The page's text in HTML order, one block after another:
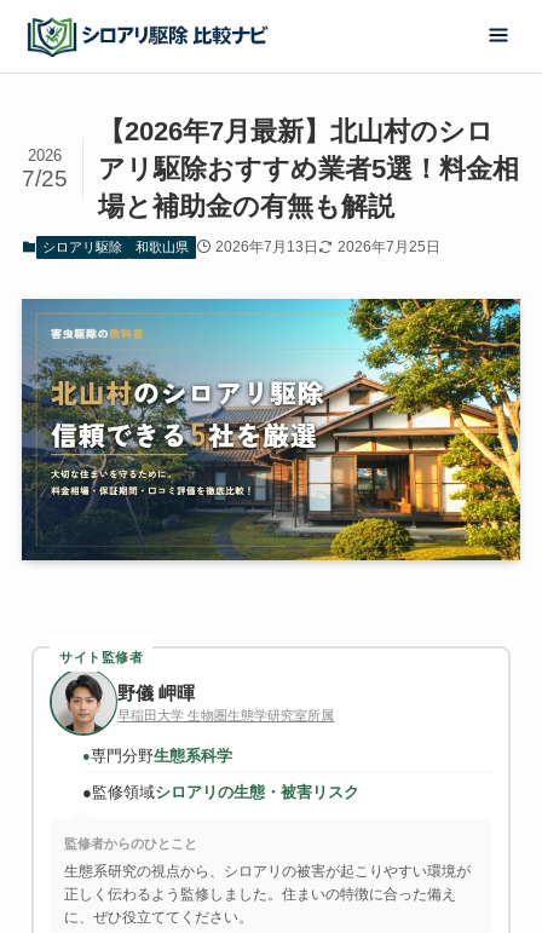
【2026年7月最新】北山村のシロ
アリ駆除おすすめ業者5選！料金相
場と補助金の有無も解説
2026
7/25
シロアリ駆除 和歌山県 2026年7月13日 2026年7月25日
サイト監修者
野儀 岬暉
早稲田大学 生物圏生態学研究室所属
●専門分野生態系科学
●監修領域シロアリの生態・被害リスク
監修者からのひとこと
生態系研究の視点から、シロアリの被害が起こりやすい環境が
正しく伝わるよう監修しました。住まいの特徴に合った備え
に、ぜひ役立ててください。